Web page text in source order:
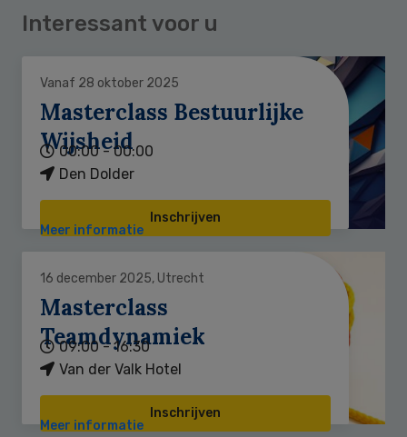
Interessant voor u
Vanaf 28 oktober 2025
Masterclass Bestuurlijke
Wijsheid
00:00 - 00:00
Den Dolder
Inschrijven
Meer informatie
16 december 2025, Utrecht
Masterclass
Teamdynamiek
09:00 - 16:30
Van der Valk Hotel
Inschrijven
Meer informatie